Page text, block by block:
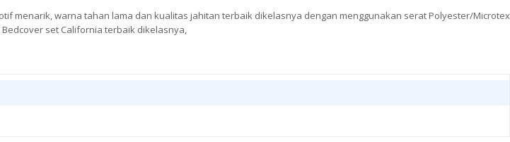
menarik, warna tahan lama dan kualitas jahitan terbaik dikelasnya dengan menggunakan serat Polyester/Microtex
set California terbaik dikelasnya,